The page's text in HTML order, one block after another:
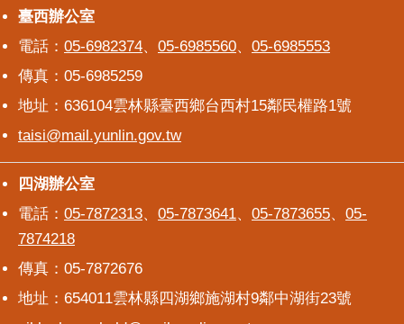
臺西辦公室
臺西辦公室
電話： 05-6982374、 05-6985560、 05-6985553
傳真：05-6985259
地址：636104雲林縣臺西鄉台西村15鄰民權路1號
taisi@mail.yunlin.gov.tw
四湖辦公室
四湖辦公室
電話： 05-7872313、 05-7873641、 05-7873655、 05-
7874218
傳真：05-7872676
地址：654011雲林縣四湖鄉施湖村9鄰中湖街23號